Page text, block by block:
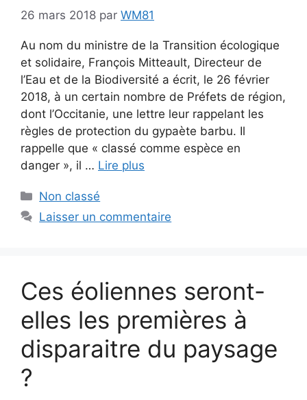
26 mars 2018 par WM81
Au nom du ministre de la Transition écologique
et solidaire, François Mitteault, Directeur de
l’Eau et de la Biodiversité a écrit, le 26 février
2018, à un certain nombre de Préfets de région,
dont l’Occitanie, une lettre leur rappelant les
règles de protection du gypaète barbu. Il
rappelle que « classé comme espèce en
danger », il … Lire plus
Catégories
Non classé
Laisser un commentaire
Ces éoliennes seront-
elles les premières à
disparaitre du paysage
?